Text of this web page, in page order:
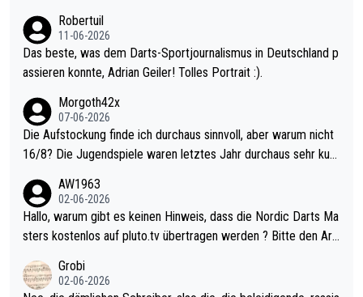
Robertuil
11-06-2026
Das beste, was dem Darts-Sportjournalismus in Deutschland p
assieren konnte, Adrian Geiler! Tolles Portrait :).
Morgoth42x
07-06-2026
Die Aufstockung finde ich durchaus sinnvoll, aber warum nicht
16/8? Die Jugendspiele waren letztes Jahr durchaus sehr kurz
Allerdings ist Mitchell Lawrie als Nummer 1 der Welt eh qualifi
ziert. Somit ändert die automatische Qualifikation des Weltmei
sters erstmal nichts. Ich denke sie wollen damit für nächstes J
ohl wenig WDF Turniere spielen. Dies war bei Archie Self letzt
es Jahr der Fall. Er musste als amtierender Weltmeister durch
AW1963
02-06-2026
Hallo, warum gibt es keinen Hinweis, dass die Nordic Darts Ma
sters kostenlos auf pluto.tv übertragen werden ? Bitte den Arti
Grobi
02-06-2026